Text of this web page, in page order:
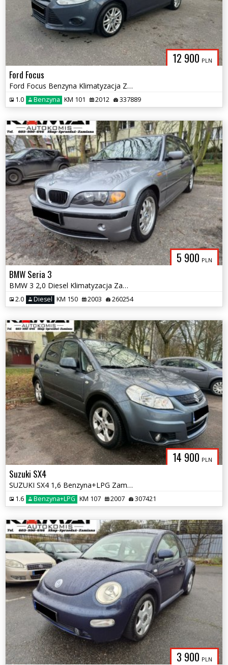
12 900 PLN
Ford Focus
Ford Focus Benzyna Klimatyzacja Zamiana
1.0 Benzyna KM 101 2012 337889
5 900 PLN
BMW Seria 3
BMW 3 2,0 Diesel Klimatyzacja Zamiana
2.0 Diesel KM 150 2003 260254
14 900 PLN
Suzuki SX4
SUZUKI SX4 1,6 Benzyna+LPG Zamiana
1.6 Benzyna+LPG KM 107 2007 307421
3 900 PLN